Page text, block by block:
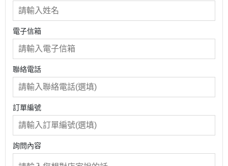
電子信箱
聯絡電話
訂單編號
詢問內容